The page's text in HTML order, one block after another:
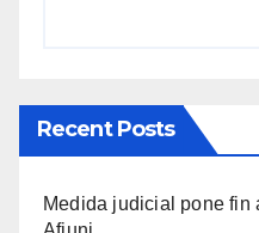
Recent Posts
Medida judicial pone fin